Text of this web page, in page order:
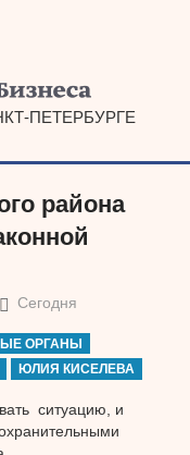
ПЕТЕРБУРГЕ
района
Сегодня
ОРГАНЫ
ЮЛИЯ КИСЕЛЕВА
ситуацию, и